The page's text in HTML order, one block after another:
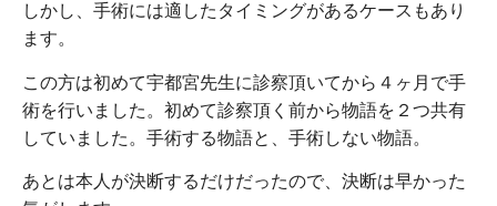
しかし、手術には適したタイミングがあるケースもあり
ます。
この方は初めて宇都宮先生に診察頂いてから４ヶ月で手
術を行いました。初めて診察頂く前から物語を２つ共有
していました。手術する物語と、手術しない物語。
あとは本人が決断するだけだったので、決断は早かった